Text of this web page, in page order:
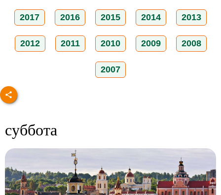
2017 2016 2015 2014 2013
2012 2011 2010 2009 2008
2007
суббота